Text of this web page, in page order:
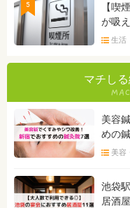
5
【喫
が吸
生活
マチし
美容
めの
美容
池袋
居酒